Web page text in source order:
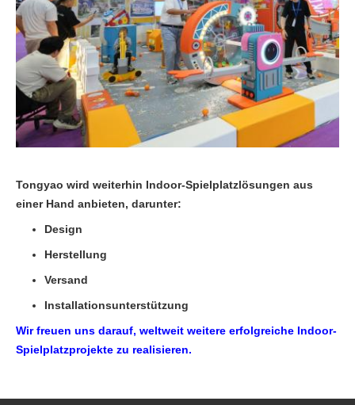
Tongyao wird weiterhin Indoor-Spielplatzlösungen aus
einer Hand anbieten, darunter:
Design
Herstellung
Versand
Installationsunterstützung
Wir freuen uns darauf, weltweit weitere erfolgreiche Indoor-
Spielplatzprojekte zu realisieren.